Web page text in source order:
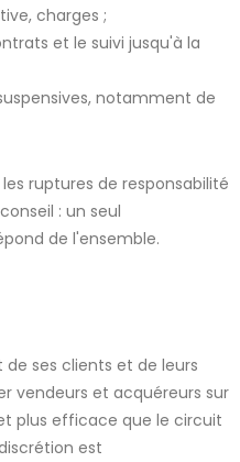
charges ;
et le suivi jusqu'à la
notamment de
ruptures de responsabilité
: un seul
de l'ensemble.
ses clients et de leurs
vendeurs et acquéreurs sur
plus efficace que le circuit
est